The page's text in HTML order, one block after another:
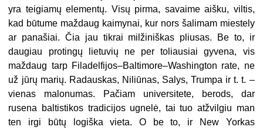
yra teigiamų elementų. Visų pirma, savaime aišku, viltis,
kad būtume maždaug kaimynai, kur nors šalimam miestely
ar panašiai. Čia jau tikrai milžiniškas pliusas. Be to, ir
daugiau protingų lietuvių ne per toliausiai gyvena, vis
maždaug tarp Filadelfijos–Baltimore–Washington rate, ne
už jūrų marių. Radauskas, Niliūnas, Salys, Trumpa ir t. t. –
vienas malonumas. Pačiam universitete, berods, dar
rusena baltistikos tradicijos ugnelė, tai tuo atžvilgiu man
ten irgi būtų logiška vieta. O be to, ir New Yorkas